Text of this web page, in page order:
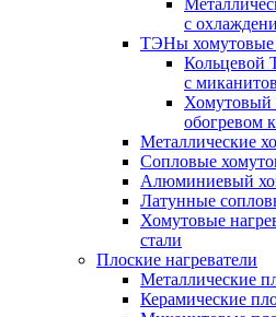
с
ТЭНы хомутовые
Кольцевой
с
обогревом
Металлические
Сопловые
Алюминиевый
Латунные
Хомутовые
стали
Плоские нагреватели
Металлические
Керамические